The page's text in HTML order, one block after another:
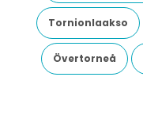
Tornionlaakso
Övertorneå